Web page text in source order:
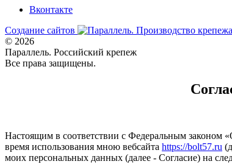
Вконтакте
Создание сайтов
© 2026
Параллель. Российский крепеж
Все права защищены.
Настоящим в соответствии с Федеральным законом
время использования мною вебсайта https://bolt57.ru
моих персональных данных (далее - Согласие) на